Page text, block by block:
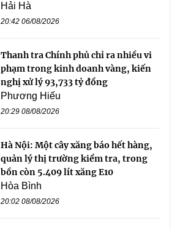
Hải Hà
20:42 06/08/2026
Thanh tra Chính phủ chỉ ra nhiều vi
phạm trong kinh doanh vàng, kiến
nghị xử lý 93,733 tỷ đồng
Phương Hiếu
20:29 08/08/2026
Hà Nội: Một cây xăng báo hết hàng,
quản lý thị trường kiểm tra, trong
bồn còn 5.409 lít xăng E10
Hòa Bình
20:02 08/08/2026